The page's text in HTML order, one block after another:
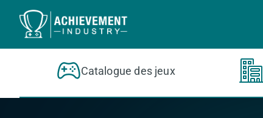
Aller au contenu principal
Catalogue des jeux